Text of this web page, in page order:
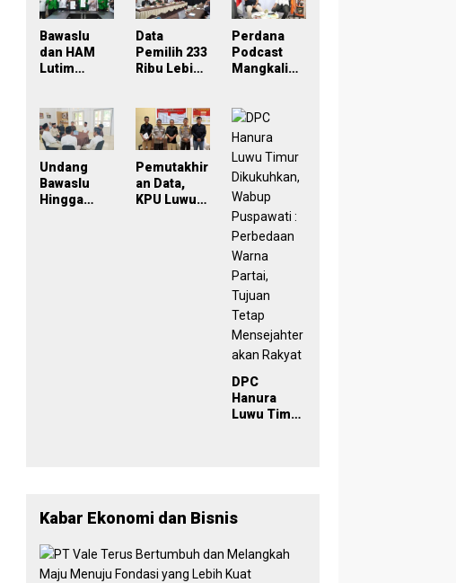
Bawaslu
dan HAM
Lutim
Kampus
Jadi Simpul
Pengawasa
n
Partisipatif
Pemilu
Data
Pemilih 233
Ribu Lebih,
Tekankan
Akurasi
Lewat
Sinergi
Lintas
Lembaga
Perdana
Podcast
Mangkaling
Bahas
Refleksi
PDPB
Menuju
Pemilu
2029 yang
Inklusif
Undang
Bawaslu
Hingga
Pemutakhir
an Data,
KPU Luwu
DPC
Hanura
Luwu Timur
Partai,
Tujuan
Mensejaht
erakan
Kabar Ekonomi dan Bisnis